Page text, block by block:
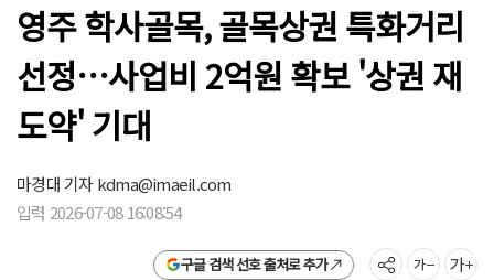
영주 학사골목, 골목상권 특화거리
선정…사업비 2억원 확보 '상권 재
도약' 기대
마경대 기자kdma@imaeil.com
입력 2026-07-08 16:08:54
구글 검색 선호 출처로 추가